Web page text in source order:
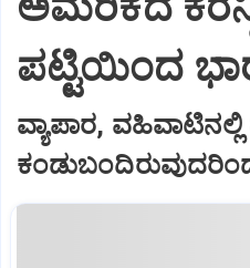
ಪಟ್ಟಿಯಿಂದ
ವ್ಯಾಪಾರ, ವಹಿವಾಟಿನಲ್ಲಿ